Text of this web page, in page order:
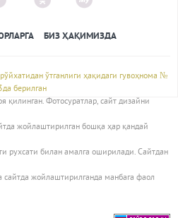
БИЗ ҲАҚИМИЗДА
ўтганлиги ҳақидаги гувоҳнома №
берилган
Фотосуратлар, сайт дизайни
жойлаштирилган бошқа ҳар қандай
рухсати билан амалга оширилади. Сайтдан
жойлаштирилганда манбага фаол